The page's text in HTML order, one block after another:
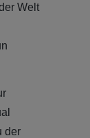
Welt
der